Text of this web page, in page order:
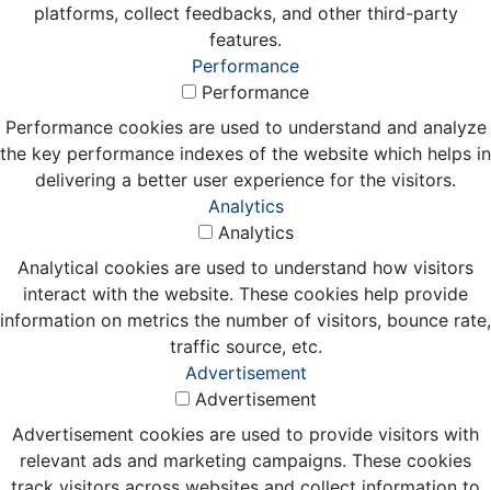
platforms, collect feedbacks, and other third-party
features.
Performance
Performance
Performance cookies are used to understand and analyze
the key performance indexes of the website which helps in
delivering a better user experience for the visitors.
Analytics
Analytics
Analytical cookies are used to understand how visitors
interact with the website. These cookies help provide
information on metrics the number of visitors, bounce rate,
traffic source, etc.
Advertisement
Advertisement
Advertisement cookies are used to provide visitors with
relevant ads and marketing campaigns. These cookies